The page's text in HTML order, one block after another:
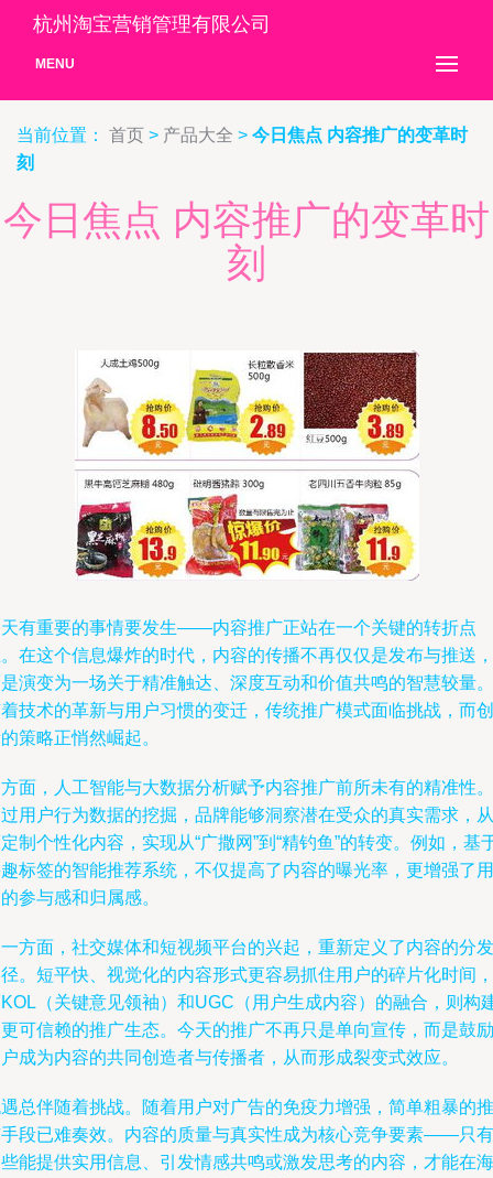
杭州淘宝营销管理有限公司
MENU
当前位置： 首页 > 产品大全 > 今日焦点 内容推广的变革时
刻
今日焦点 内容推广的变革时
刻
有重要的事情要发生——内容推广正站在一个关键的转折点
在这个信息爆炸的时代，内容的传播不再仅仅是发布与推送，
演变为一场关于精准触达、深度互动和价值共鸣的智慧较量。
技术的革新与用户习惯的变迁，传统推广模式面临挑战，而创
策略正悄然崛起。
面，人工智能与大数据分析赋予内容推广前所未有的精准性。
用户行为数据的挖掘，品牌能够洞察潜在受众的真实需求，从
制个性化内容，实现从“广撒网”到“精钓鱼”的转变。例如，基
标签的智能推荐系统，不仅提高了内容的曝光率，更增强了用
参与感和归属感。
方面，社交媒体和短视频平台的兴起，重新定义了内容的分发
。短平快、视觉化的内容形式更容易抓住用户的碎片化时间，
（关键意见领袖）和UGC（用户生成内容）的融合，则构
可信赖的推广生态。今天的推广不再只是单向宣传，而是鼓励
成为内容的共同创造者与传播者，从而形成裂变式效应。
总伴随着挑战。随着用户对广告的免疫力增强，简单粗暴的推
段已难奏效。内容的质量与真实性成为核心竞争要素——只有
能提供实用信息、引发情感共鸣或激发思考的内容，才能在海